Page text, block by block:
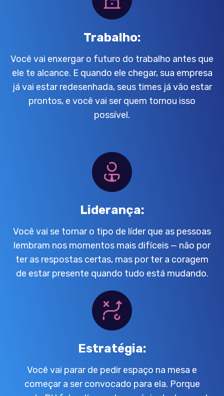
Trabalho:
Você vai enxergar o futuro do trabalho antes que
ele te alcance. E quando ele chegar, sua empresa
já vai estar redesenhada, seus times já vão estar
prontos, e você vai ser quem tornou isso
possível.
Liderança:
Você vai se tornar o tipo de líder que as pessoas
lembram nos momentos mais difíceis — não por
ter as respostas certas, mas por ter a coragem
de estar presente quando tudo está mudando.
Estratégia:
Você vai parar de pedir espaço na mesa e
começar a ser convocado para ela. Porque